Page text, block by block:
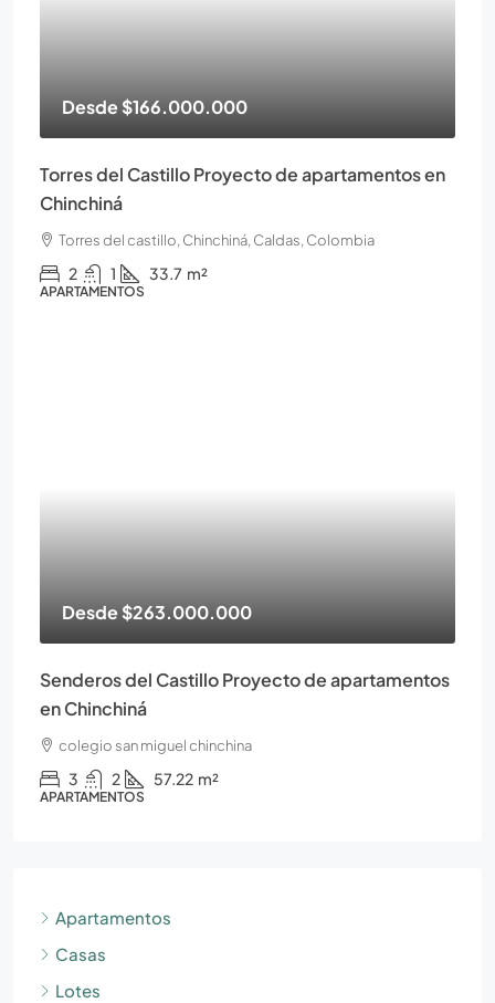
Desde$166.000.000
Torres del Castillo Proyecto de apartamentos en
Chinchiná
Torres del castillo, Chinchiná, Caldas, Colombia
2 1 33.7 m²
APARTAMENTOS
Desde$263.000.000
Senderos del Castillo Proyecto de apartamentos
en Chinchiná
colegio san miguel chinchina
3 2 57.22 m²
APARTAMENTOS
Apartamentos
Casas
Lotes